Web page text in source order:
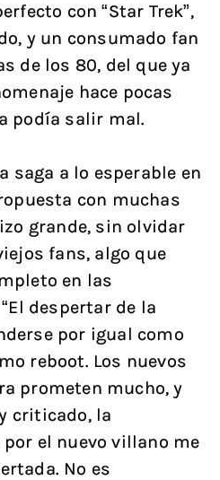
con “Star Trek”,
y un consumado fan
de los 80, del que ya
hace pocas
podía salir mal.
saga a lo esperable en
con muchas
grande, sin olvidar
fans, algo que
en las
despertar de la
por igual como
reboot. Los nuevos
prometen mucho, y
criticado, la
el nuevo villano me
No es